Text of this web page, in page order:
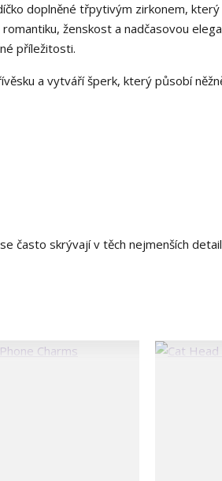
doplněné třpytivým zirkonem,
ženskost a nadčasovou
příležitosti.
a vytváří šperk, který působí
často skrývají v těch nejmenších